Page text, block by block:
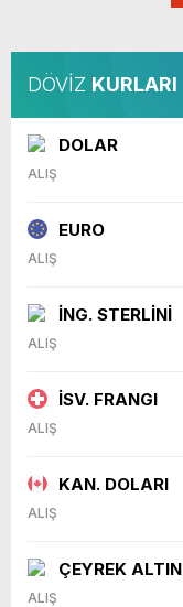
DÖVİZ KURLARI
DOLAR
ALIŞ
EURO
ALIŞ
İNG. STERLİNİ
ALIŞ
İSV. FRANGI
ALIŞ
KAN. DOLARI
ALIŞ
ÇEYREK ALTIN
ALIŞ